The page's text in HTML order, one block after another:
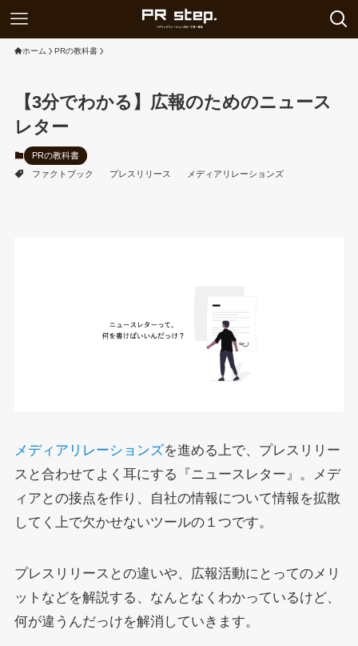
ホーム PRの教科書
【3分でわかる】広報のためのニュース
レター
PRの教科書
ファクトブック
プレスリリース メディアリレーションズ
メディアリレーションズを進める上で、プレスリリー
スと合わせてよく耳にする『ニュースレター』。メデ
ィアとの接点を作り、自社の情報について情報を拡散
してく上で欠かせないツールの１つです。
プレスリリースとの違いや、広報活動にとってのメリ
ットなどを解説する、なんとなくわかっているけど、
何が違うんだっけを解消していきます。